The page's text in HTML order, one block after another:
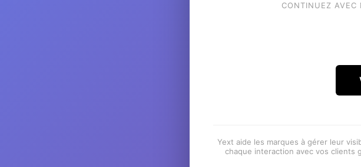
CONTINUEZ AVEC
Yext aide les marques à gérer leur
chaque interaction avec vos clients